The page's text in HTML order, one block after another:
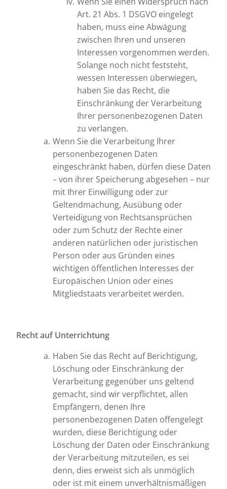
Art. 21 Abs. 1 DSGVO eingelegt
haben, muss eine Abwägung
zwischen Ihren und unseren
Interessen vorgenommen werden.
Solange noch nicht feststeht,
wessen Interessen überwiegen,
haben Sie das Recht, die
Einschränkung der Verarbeitung
Ihrer personenbezogenen Daten
zu verlangen.
Wenn Sie die Verarbeitung Ihrer
personenbezogenen Daten
eingeschränkt haben, dürfen diese Daten
– von ihrer Speicherung abgesehen – nur
mit Ihrer Einwilligung oder zur
Geltendmachung, Ausübung oder
Verteidigung von Rechtsansprüchen
oder zum Schutz der Rechte einer
anderen natürlichen oder juristischen
Person oder aus Gründen eines
wichtigen öffentlichen Interesses der
Europäischen Union oder eines
Mitgliedstaats verarbeitet werden.
Recht auf Unterrichtung
Haben Sie das Recht auf Berichtigung,
Löschung oder Einschränkung der
Verarbeitung gegenüber uns geltend
gemacht, sind wir verpflichtet, allen
Empfängern, denen Ihre
personenbezogenen Daten offengelegt
wurden, diese Berichtigung oder
Löschung der Daten oder Einschränkung
der Verarbeitung mitzuteilen, es sei
denn, dies erweist sich als unmöglich
oder ist mit einem unverhältnismäßigen